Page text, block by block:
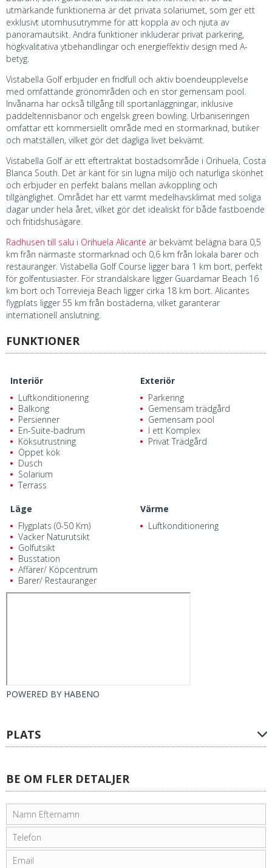
utmärkande funktionerna är det privata solariumet, som ger ett
exklusivt utomhusutrymme för att koppla av och njuta av
panoramautsikt. Andra funktioner inkluderar privat parkering,
högkvalitativa ytbehandlingar och energieffektiv design med A-
betyg.
Vistabella Golf erbjuder en fridfull och aktiv boendeupplevelse
med omfattande grönområden och en stor gemensam pool.
Invånarna har också tillgång till sportanläggningar, inklusive
paddeltennisbanor och engelsk green bowling. Urbaniseringen
omfattar ett kommersiellt område med en stormarknad, butiker
och matställen, vilket gör det dagliga livet bekvämt.
Vistabella Golf är ett eftertraktat bostadsområde i Orihuela, Costa
Blanca South. Det är känt för sin lugna miljö och naturliga skönhet
och erbjuder en perfekt balans mellan avkoppling och
tillgänglighet. Området har ett varmt medelhavsklimat med soliga
dagar under hela året, vilket gör det idealiskt för både fastboende
och fritidshusägare.
Radhusen till salu i Orihuela Alicante är bekvämt belägna bara 0,5
km från närmaste stormarknad och 0,6 km från lokala barer och
restauranger. Vistabella Golf Course ligger bara 1 km bort, perfekt
för golfentusiaster. För strandälskare ligger Guardamar Beach 16
km bort och Torrevieja Beach ligger cirka 18 km bort. Alicantes
flygplats ligger 55 km från bostäderna, vilket garanterar
internationell anslutning.
FUNKTIONER
Interiör
Luftkonditionering
Balkong
Persienner
En-Suite-badrum
Köksutrustning
Öppet kök
Dusch
Solarium
Terrass
Exteriör
Parkering
Gemensam trädgård
Gemensam pool
I ett Komplex
Privat Trädgård
Läge
Flygplats (0-50 Km)
Vacker Naturutsikt
Golfutsikt
Busstation
Affärer/ Köpcentrum
Barer/ Restauranger
Värme
Luftkonditionering
POWERED BY HABENO
PLATS
BE OM FLER DETALJER